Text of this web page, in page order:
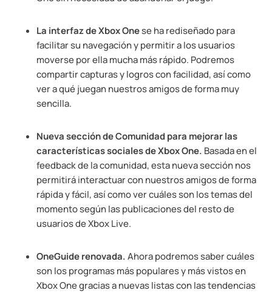
La interfaz de Xbox Onese ha rediseñado para
facilitar su navegación y permitir a los usuarios
moverse por ella mucha más rápido. Podremos
compartir capturas y logros con facilidad, así como
ver a qué juegan nuestros amigos de forma muy
sencilla.
Nueva sección de Comunidad para mejorar las
características sociales de Xbox One. Basada en el
feedback de la comunidad, esta nueva sección nos
permitirá interactuar con nuestros amigos de forma
rápida y fácil, así como ver cuáles son los temas del
momento según las publicaciones del resto de
usuarios de Xbox Live.
OneGuide renovada.Ahora podremos saber cuáles
son los programas más populares y más vistos en
Xbox One gracias a nuevas listas con las tendencias